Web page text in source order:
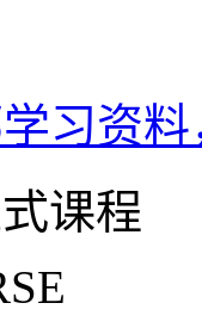
习资
课程